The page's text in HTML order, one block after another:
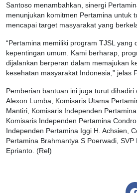
Santoso menambahkan, sinergi
menunjukan komitmen Pertamina untuk
mencapai target masyarakat yang
“Pertamina memiliki program TJSL yang
kepentingan umum. Kami berharap,
dijalankan berperan dalam memajukan
kesehatan masyarakat Indonesia,” jelas
Pemberian bantuan ini juga turut dihadiri
Alexon Lumba, Komisaris Utama
Mantiri, Komisaris Independen
Komisaris Independen Pertamina
Independen Pertamina Iggi H. Achsien,
Pertamina Brahmantya S Poerwadi, SVP
Eprianto. (Rel)